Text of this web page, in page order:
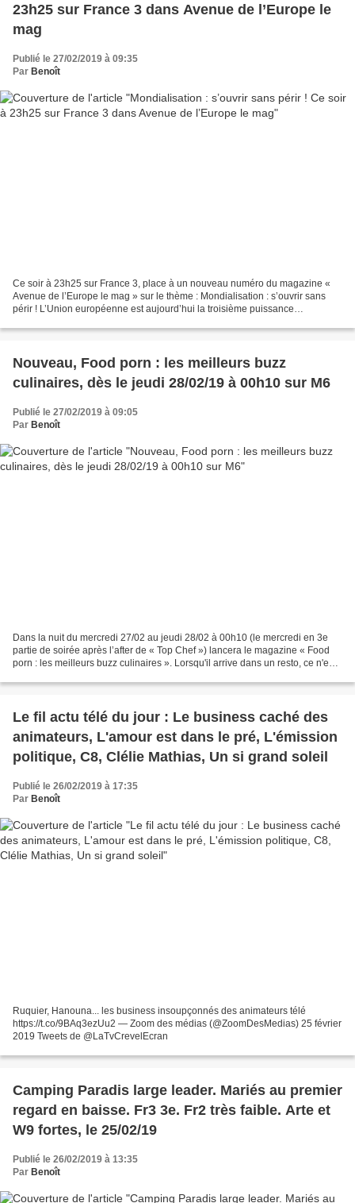
23h25 sur France 3 dans Avenue de l’Europe le
mag
Publié le 27/02/2019 à 09:35
Par Benoît
Ce soir à 23h25 sur France 3, place à un nouveau numéro du magazine «
Avenue de l’Europe le mag » sur le thème : Mondialisation : s’ouvrir sans
périr ! L’Union européenne est aujourd’hui la troisième puissance
Nouveau, Food porn : les meilleurs buzz
culinaires, dès le jeudi 28/02/19 à 00h10 sur M6
Publié le 27/02/2019 à 09:05
Par Benoît
Dans la nuit du mercredi 27/02 au jeudi 28/02 à 00h10 (le mercredi en 3e
partie de soirée après l’after de « Top Chef ») lancera le magazine « Food
porn : les meilleurs buzz culinaires ». Lorsqu'il arrive dans un resto, ce n'est
Le fil actu télé du jour : Le business caché des
animateurs, L'amour est dans le pré, L'émission
politique, C8, Clélie Mathias, Un si grand soleil
Publié le 26/02/2019 à 17:35
Par Benoît
Ruquier, Hanouna... les business insoupçonnés des animateurs télé
https://t.co/9BAq3ezUu2 — Zoom des médias (@ZoomDesMedias) 25 février
2019 Tweets de @LaTvCrevelEcran
Camping Paradis large leader. Mariés au premier
regard en baisse. Fr3 3e. Fr2 très faible. Arte et
W9 fortes, le 25/02/19
Publié le 26/02/2019 à 13:35
Par Benoît